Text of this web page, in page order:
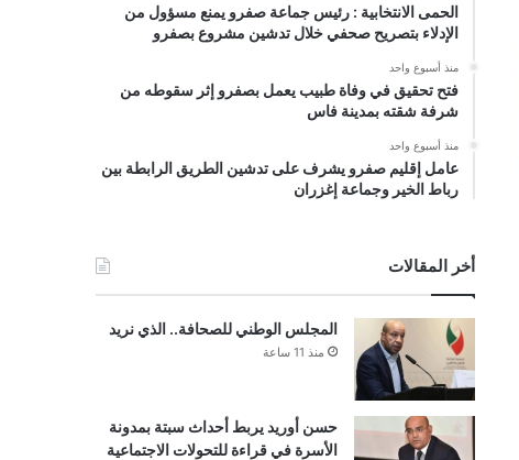
الحمى الانتخابية : رئيس جماعة صفرو يمنع مسؤول من
الإدلاء بتصريح صحفي خلال تدشين مشروع بصفرو
منذ أسبوع واحد
فتح تحقيق في وفاة طبيب يعمل بصفرو إثر سقوطه من
شرفة شقته بمدينة فاس
منذ أسبوع واحد
عامل إقليم صفرو يشرف على تدشين الطريق الرابطة بين
رباط الخير وجماعة إغزران
أخر المقالات
المجلس الوطني للصحافة.. الذي نريد
منذ 11 ساعة
حسن أوريد يربط أحداث سبتة بمدونة
الأسرة في قراءة للتحولات الاجتماعية